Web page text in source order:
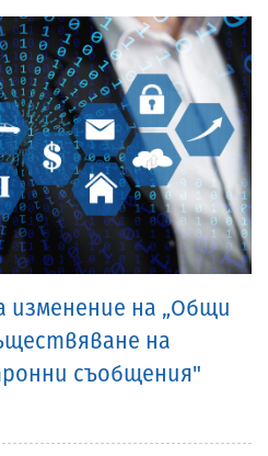
изменение на „Общи
на
съобщения"